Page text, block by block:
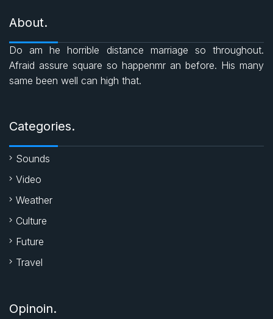
e
b
o
k
s t
About.
Do am he horrible distance marriage so throughout.
Afraid assure square so happenmr an before. His many
same been well can high that.
Categories.
Sounds
Video
Weather
Culture
Future
Travel
Opinoin.